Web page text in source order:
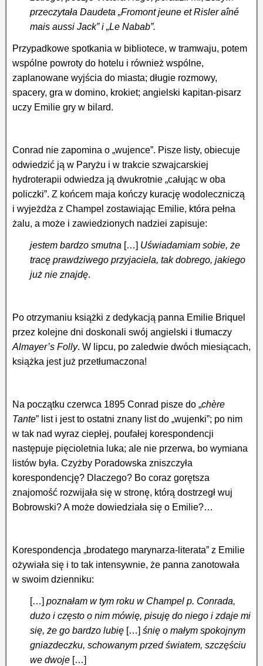
przeczytała Daudeta „Fromont jeune et Risler aîné
mais aussi Jack” i „Le Nabab”.
Przypadkowe spotkania w bibliotece, w tramwaju, potem
wspólne powroty do hotelu i również wspólne,
zaplanowane wyjścia do miasta; długie rozmowy,
spacery, gra w domino, krokiet; angielski kapitan-pisarz
uczy Emilie gry w bilard.
Conrad nie zapomina o „wujence”. Pisze listy, obiecuje
odwiedzić ją w Paryżu i w trakcie szwajcarskiej
hydroterapii odwiedza ją dwukrotnie „całując w oba
policzki”. Z końcem maja kończy kurację wodoleczniczą
i wyjeżdża z Champel zostawiając Emilie, która pełna
żalu, a może i zawiedzionych nadziei zapisuje:
jestem bardzo smutna […] Uświadamiam sobie, że
tracę prawdziwego przyjaciela, tak dobrego, jakiego
już nie znajdę.
Po otrzymaniu książki z dedykacją panna Emilie Briquel
przez kolejne dni doskonali swój angielski i tłumaczy
Almayer’s Folly. W lipcu, po zaledwie dwóch miesiącach,
książka jest już przetłumaczona!
Na początku czerwca 1895 Conrad pisze do „chère
Tante” list i jest to ostatni znany list do „wujenki”; po nim
w tak nad wyraz ciepłej, poufałej korespondencji
następuje pięcioletnia luka; ale nie przerwa, bo wymiana
listów była. Czyżby Poradowska zniszczyła
korespondencję? Dlaczego? Bo coraz gorętsza
znajomość rozwijała się w stronę, którą dostrzegł wuj
Bobrowski? A może dowiedziała się o Emilie?…
Korespondencja „brodatego marynarza-literata” z Emilie
ożywiała się i to tak intensywnie, że panna zanotowała
w swoim dzienniku:
[…] poznałam w tym roku w Champel p. Conrada,
dużo i często o nim mówię, pisuję do niego i zdaje mi
się, że go bardzo lubię […] śnię o małym spokojnym
gniazdeczku, schowanym przed światem, szczęściu
we dwoje […]